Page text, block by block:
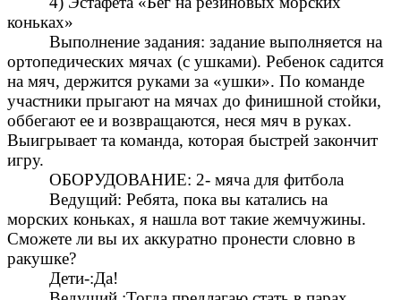
коньках»
Выполнение задания: задание выполняется на
ортопедических мячах (с ушками). Ребенок садится
на мяч, держится руками за «ушки». По команде
участники прыгают на мячах до финишной стойки,
оббегают ее и возвращаются, неся мяч в руках.
Выигрывает та команда, которая быстрей закончит
игру.
ОБОРУДОВАНИЕ: 2- мяча для фитбола
Ведущий: Ребята, пока вы катались на
морских коньках, я нашла вот такие жемчужины.
Сможете ли вы их аккуратно пронести словно в
ракушке?
Дети-:Да!